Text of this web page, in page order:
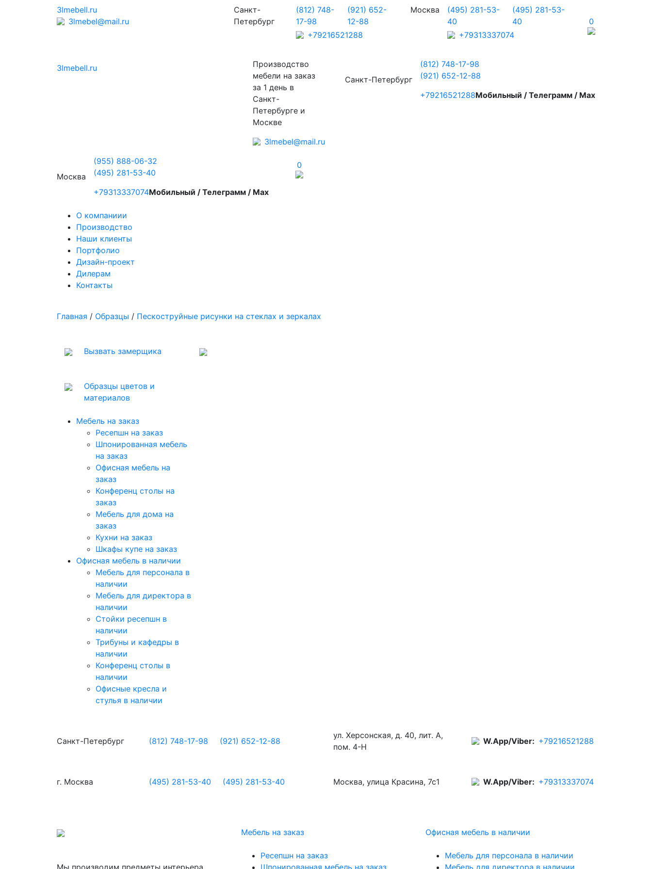
3lmebell.ru
3lmebel@mail.ru
Санкт-
Петербург
(812) 748-
17-98
(921) 652-
12-88
+79216521288
Москва
(495) 281-53-
40
(495) 281-53-
40
+79313337074
0
3lmebell.ru
Производство
мебели на заказ
за 1 день в
Санкт-
Петербурге и
Москве
3lmebel@mail.ru
Санкт-Петербург
(812) 748-17-98
(921) 652-12-88
+79216521288Мобильный / Телеграмм / Max
Москва
(955) 888-06-32
(495) 281-53-40
+79313337074Мобильный / Телеграмм / Max
0
О компаниии
Производство
Наши клиенты
Портфолио
Дизайн-проект
Дилерам
Контакты
Главная / Образцы / Пескоструйные рисунки на стеклах и зеркалах
Вызвать замерщика
Образцы цветов и
материалов
Мебель на заказ
Ресепшн на заказ
Шпонированная мебель
на заказ
Офисная мебель на
заказ
Конференц столы на
заказ
Мебель для дома на
заказ
Кухни на заказ
Шкафы купе на заказ
Офисная мебель в наличии
Мебель для персонала в
наличии
Мебель для директора в
наличии
Стойки ресепшн в
наличии
Трибуны и кафедры в
наличии
Конференц столы в
наличии
Офисные кресла и
стулья в наличии
Санкт-Петербург (812) 748-17-98 (921) 652-12-88
ул. Херсонская, д. 40, лит. А,
пом. 4-Н
W.App/Viber: +79216521288
г. Москва (495) 281-53-40 (495) 281-53-40 Москва, улица Красина, 7с1 W.App/Viber: +79313337074
Мы производим предметы интерьера
Мебель на заказ
Ресепшн на заказ
Шпонированная мебель на заказ
Офисная мебель в наличии
Мебель для персонала в наличии
Мебель для директора в наличии